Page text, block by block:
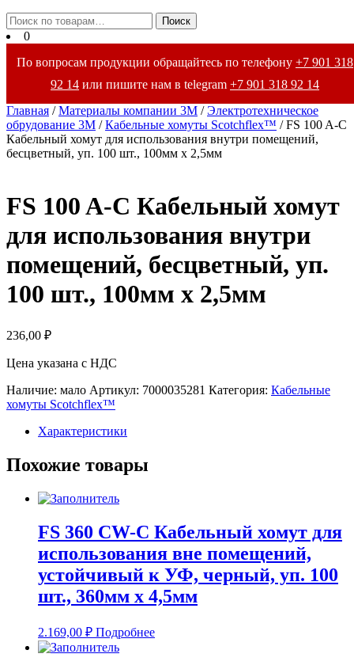
Закрыть
меню
Искать: Поиск
0
По вопросам продукции обращайтесь по телефону +7 901 318
92 14 или пишите нам в telegram +7 901 318 92 14
Главная /Материалы компании 3М /Электротехническое
обрудование 3М /Кабельные хомуты Scotchflex™ / FS 100 A-C
Кабельный хомут для использования внутри помещений,
бесцветный, уп. 100 шт., 100мм х 2,5мм
FS 100 A-C Кабельный хомут
для использования внутри
помещений, бесцветный, уп.
100 шт., 100мм х 2,5мм
236,00 ₽
Цена указана с НДС
Наличие: мало Артикул: 7000035281 Категория: Кабельные
хомуты Scotchflex™
Характеристики
Похожие товары
FS 360 CW-C Кабельный хомут для
использования вне помещений,
устойчивый к УФ, черный, уп. 100
шт., 360мм х 4,5мм
2.169,00 ₽ Подробнее